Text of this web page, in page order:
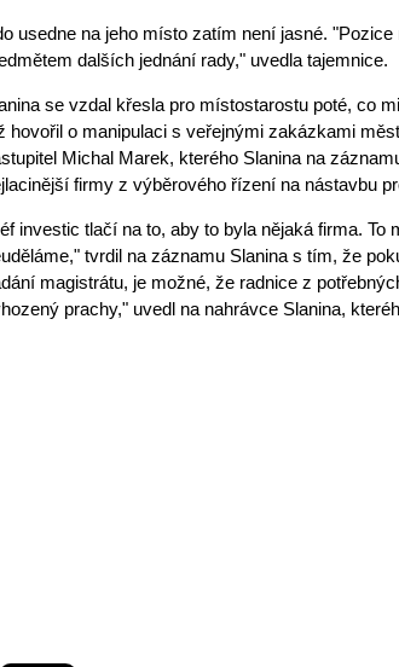
usedne na jeho místo zatím není jasné.
dalších jednání rady," uvedla tajemnice.
se vzdal křesla pro místostarostu poté, co
hovořil o manipulaci s veřejnými zakázkami
Michal Marek, kterého Slanina na
firmy z výběrového řízení na nástavbu
investic tlačí na to, aby to byla nějaká firma. To
tvrdil na záznamu Slanina s tím, že
magistrátu, je možné, že radnice z
prachy," uvedl na nahrávce Slanina,